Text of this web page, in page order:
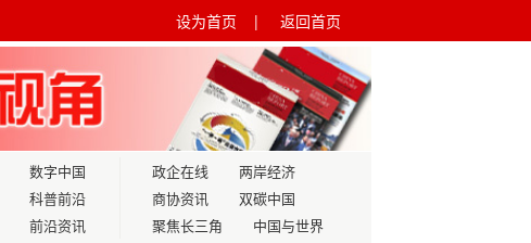
返回首页
设为首页 |
数字中国
科普前沿
前沿资讯
政企在线
两岸经济
商协资讯
双碳中国
聚焦长三角
中国与世界